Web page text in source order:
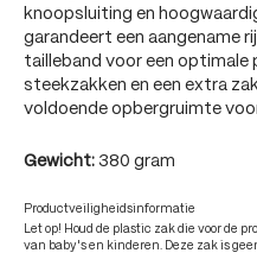
knoopsluiting en
garandeert een aangename
tailleband voor een
steekzakken en een extra
voldoende opbergruimte
Gewicht: 380 gram
Productveiligheidsinformatie
Let op! Houd de plastic zak die voor de
van baby's en kinderen. Deze zak is